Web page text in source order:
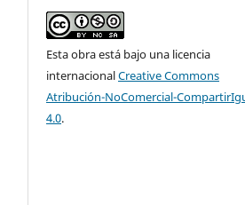
Esta obra está bajo una licencia
internacionalCreative Commons
Atribución-NoComercial-
4.0.